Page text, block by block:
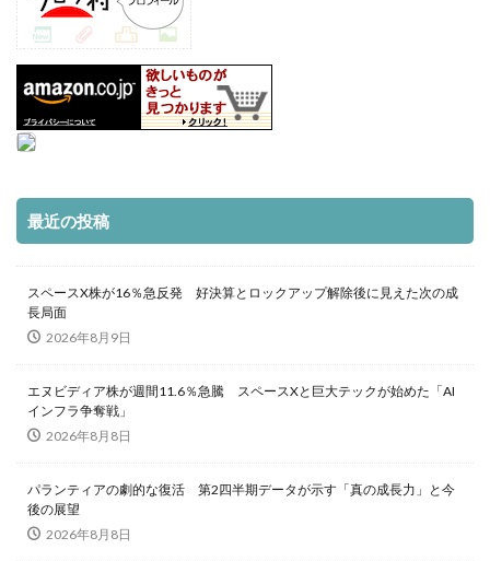
最近の投稿
スペースX株が16％急反発 好決算とロックアップ解除後に見えた次の成
長局面
2026年8月9日
エヌビディア株が週間11.6％急騰 スペースXと巨大テックが始めた「AI
インフラ争奪戦」
2026年8月8日
パランティアの劇的な復活 第2四半期データが示す「真の成長力」と今
後の展望
2026年8月8日